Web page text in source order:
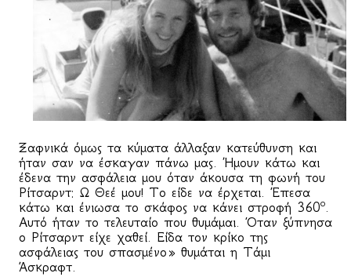
Ξαφνικά όμως τα κύματα άλλαξαν κατεύθυνση και
ήταν σαν να έσκαγαν πάνω μας. Ήμουν κάτω και
έδενα την ασφάλεια μου όταν άκουσα τη φωνή του
Ρίτσαρντ: Ω Θεέ μου! Το είδε να έρχεται. Έπεσα
κάτω και ένιωσα το σκάφος να κάνει στροφή 360ο.
Αυτό ήταν το τελευταίο που θυμάμαι. Όταν ξύπνησα
o Ρίτσαρντ είχε χαθεί. Είδα τον κρίκο της
ασφάλειας του σπασμένο» θυμάται η Τάμι
Άσκραφτ.